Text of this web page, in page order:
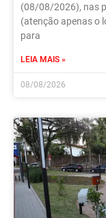
(08/08/2026), nas
(atenção apenas o
para
LEIA MAIS »
08/08/2026